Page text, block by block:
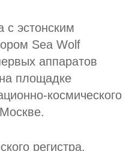
с эстонским
Sea Wolf
аппаратов
на площадке
космического
регистра,